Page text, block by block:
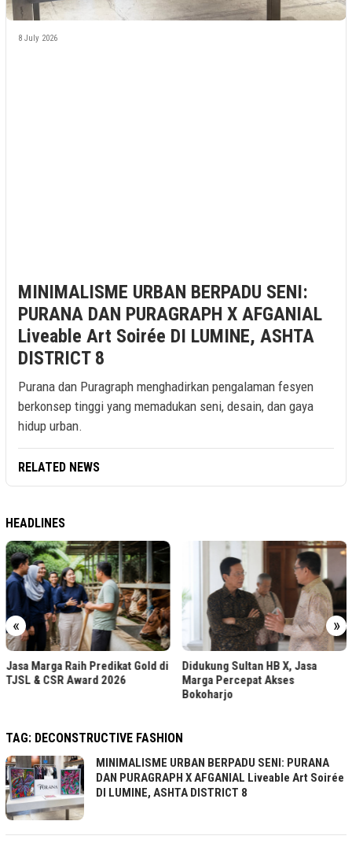
8 July 2026
MINIMALISME URBAN BERPADU SENI:
PURANA DAN PURAGRAPH X AFGANIAL
Liveable Art Soirée DI LUMINE, ASHTA
DISTRICT 8
Purana dan Puragraph menghadirkan pengalaman fesyen
berkonsep tinggi yang memadukan seni, desain, dan gaya
hidup urban.
RELATED NEWS
HEADLINES
« »
Jasa Marga Raih Predikat Gold di
TJSL & CSR Award 2026
Didukung Sultan HB X, Jasa
Marga Percepat Akses
Bokoharjo
TAG: DECONSTRUCTIVE FASHION
MINIMALISME URBAN BERPADU SENI: PURANA
DAN PURAGRAPH X AFGANIAL Liveable Art Soirée
DI LUMINE, ASHTA DISTRICT 8